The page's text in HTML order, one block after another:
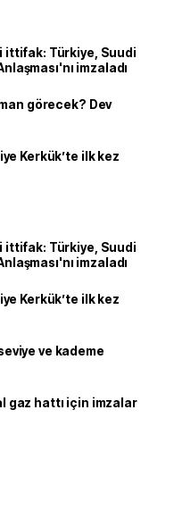
ittifak: Türkiye, Suudi
imzaladı
görecek? Dev
Kerkük’te ilk kez
ittifak: Türkiye, Suudi
imzaladı
Kerkük’te ilk kez
ve kademe
gaz hattı için imzalar